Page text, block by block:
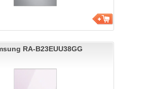
RA-B23EUU38GG